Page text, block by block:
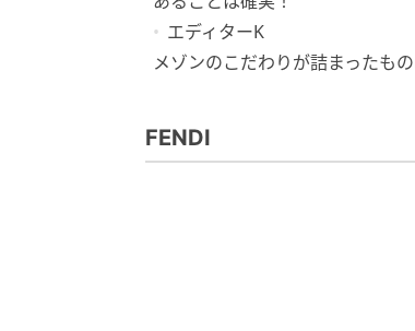
エディターK
メゾンのこだわりが詰まったも
FENDI